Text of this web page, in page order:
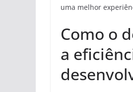
uma melhor
Como o
a